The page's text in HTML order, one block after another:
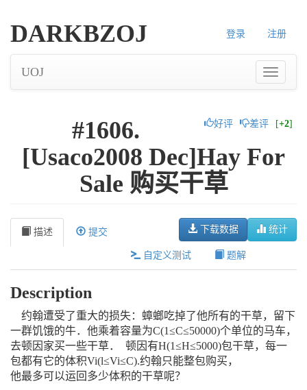
登录 注册
DARKBZOJ
UOJ
好评 差评 [+2]
#1606.
[Usaco2008 Dec]Hay For
Sale 购买干草
统计
下载数据
描述 提交
自定义测试 题解
Description
约翰遭受了重大的损失：蟑螂吃掉了他所有的干草，留下
一群饥饿的牛．他乘着容量为C(1≤C≤50000)个单位的马车，
去顿因家买一些干草． 顿因有H(1≤H≤5000)包干草，每一
包都有它的体积Vi(l≤Vi≤C).约翰只能整包购买，
他最多可以运回多少体积的干草呢？